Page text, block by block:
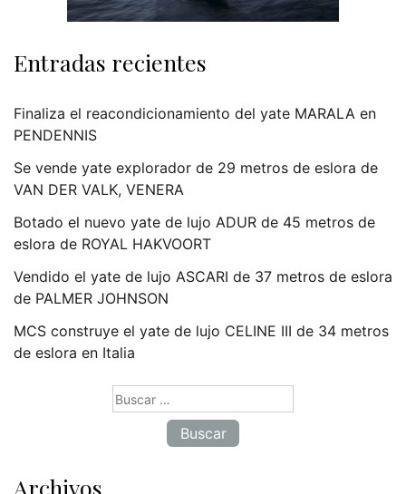
Entradas recientes
Finaliza el reacondicionamiento del yate MARALA en
PENDENNIS
Se vende yate explorador de 29 metros de eslora de
VAN DER VALK, VENERA
Botado el nuevo yate de lujo ADUR de 45 metros de
eslora de ROYAL HAKVOORT
Vendido el yate de lujo ASCARI de 37 metros de eslora
de PALMER JOHNSON
MCS construye el yate de lujo CELINE III de 34 metros
de eslora en Italia
Archivos